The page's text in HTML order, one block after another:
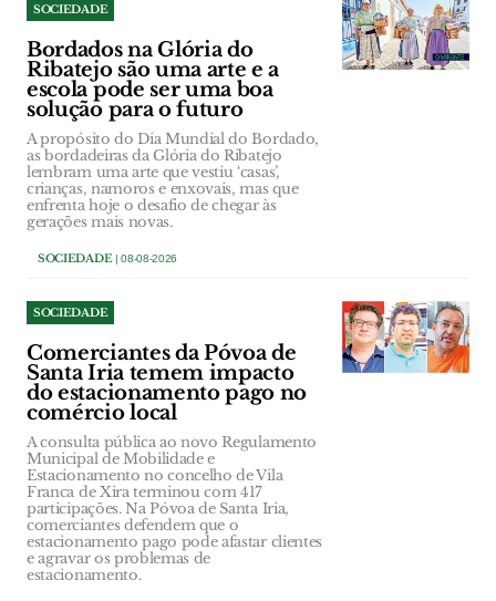
SOCIEDADE
Bordados na Glória do
Ribatejo são uma arte e a
escola pode ser uma boa
solução para o futuro
A propósito do Dia Mundial do Bordado,
as bordadeiras da Glória do Ribatejo
lembram uma arte que vestiu ‘casas’,
crianças, namoros e enxovais, mas que
enfrenta hoje o desafio de chegar às
gerações mais novas.
SOCIEDADE| 08-08-2026
SOCIEDADE
Comerciantes da Póvoa de
Santa Iria temem impacto
do estacionamento pago no
comércio local
A consulta pública ao novo Regulamento
Municipal de Mobilidade e
Estacionamento no concelho de Vila
Franca de Xira terminou com 417
participações. Na Póvoa de Santa Iria,
comerciantes defendem que o
estacionamento pago pode afastar clientes
e agravar os problemas de
estacionamento.